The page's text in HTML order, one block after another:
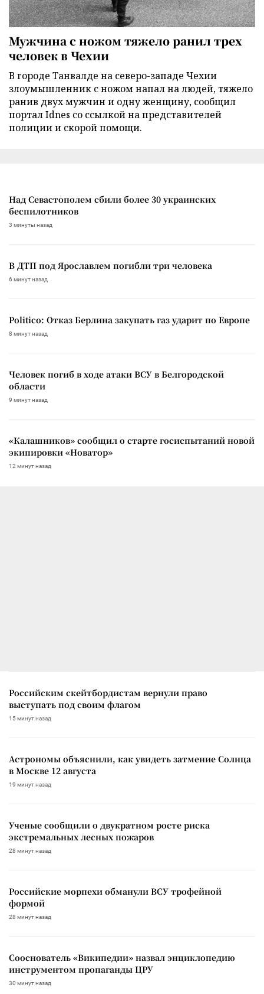
Мужчина с ножом тяжело ранил трех
человек в Чехии
В городе Танвалде на северо-западе Чехии
злоумышленник с ножом напал на людей, тяжело
ранив двух мужчин и одну женщину, сообщил
портал Idnes со ссылкой на представителей
полиции и скорой помощи.
Над Севастополем сбили более 30 украинских
беспилотников
3 минуты назад
В ДТП под Ярославлем погибли три человека
6 минут назад
Politico: Отказ Берлина закупать газ ударит по Европе
8 минут назад
Человек погиб в ходе атаки ВСУ в Белгородской
области
9 минут назад
«Калашников» сообщил о старте госиспытаний новой
экипировки «Новатор»
12 минут назад
Российским скейтбордистам вернули право
выступать под своим флагом
15 минут назад
Астрономы объяснили, как увидеть затмение Солнца
в Москве 12 августа
19 минут назад
Ученые сообщили о двукратном росте риска
экстремальных лесных пожаров
28 минут назад
Российские морпехи обманули ВСУ трофейной
формой
28 минут назад
Сооснователь «Википедии» назвал энциклопедию
инструментом пропаганды ЦРУ
30 минут назад